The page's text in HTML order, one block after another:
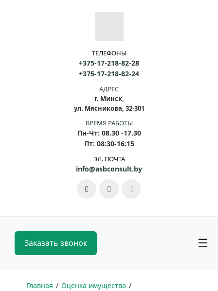
ТЕЛЕФОНЫ
+375-17-218-82-28
+375-17-218-82-24
АДРЕС
г. Минск,
ул. Мясникова, 32-301
ВРЕМЯ РАБОТЫ
Пн-Чт: 08.30 -17.30
Пт: 08:30-16:15
ЭЛ. ПОЧТА
info@asbconsult.by
Заказать звонок ☰
Главная
Оценка имущества